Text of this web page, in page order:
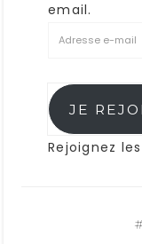
email.
Rejoignez